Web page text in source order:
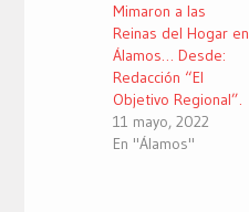
Mimaron a las
Reinas del Hogar en
Álamos… Desde:
Redacción “El
Objetivo Regional”.
11 mayo, 2022
En "Álamos"